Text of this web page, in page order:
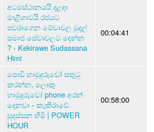
අටමස්ථානයයි දළදා
මාළිගාවයි රජයට
පවරාගෙන මේවාවල මුදල්
සමාජ සේවාවලට දෙන්න
? - Kekirawe Sudassana
Himi
00:04:41
පොඩි හාමුදුරුවෝ සතුටු
කරන්න, ලොකු
හාමුදුරුවෝ phone අරන්
දෙනවා - කැකිරාවේ
සුදස්සන හිමි | POWER
HOUR
00:58:00